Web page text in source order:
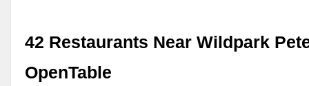
42 Restaurants Near Wildpark
OpenTable